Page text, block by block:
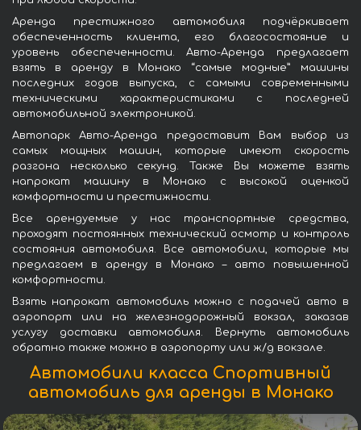
Аренда престижного автомобиля подчёркивает
обеспеченность клиента, его благосостояние и
уровень обеспеченности. Авто-Аренда предлагает
взять в аренду в Монако “самые модные” машины
последних годов выпуска, с самыми современными
техническими характеристиками с последней
автомобильной электроникой.
Автопарк Авто-Аренда предоставит Вам выбор из
самых мощных машин, которые имеют скорость
разгона несколько секунд. Также Вы можете взять
напрокат машину в Монако с высокой оценкой
комфортности и престижности.
Все арендуемые у нас транспортные средства,
проходят постоянных технический осмотр и контроль
состояния автомобиля. Все автомобили, которые мы
предлагаем в аренду в Монако – авто повышенной
комфортности.
Взять напрокат автомобиль можно с подачей авто в
аэропорт или на железнодорожный вокзал, заказав
услугу доставки автомобиля. Вернуть автомобиль
обратно также можно в аэропорту или ж/д вокзале.
Автомобили класса Спортивный
автомобиль для аренды в Монако